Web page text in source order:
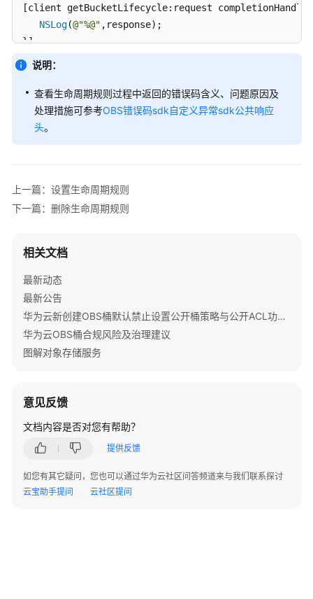
限
配
置
最
实
践
API
参
考
SDK
概
述
Java
[client getBucketLifecycle:request
NSLog(@"%@" ,response);
}];
说明：
查看生命周期规则过程中返回的错误码含义、问题原因及
处理措施可参考OBS错误码sdk自定义异常sdk公共响应
头。
上一篇：设置生命周期规则
下一篇：删除生命周期规则
相关文档
最新动态
最新公告
华为云新创建OBS桶默认禁止设置公开桶策略与公开ACL功能通知
华为云OBS桶合规风险及治理建议
图解对象存储服务
意见反馈
文档内容是否对您有帮助？
提供反馈
如您有其它疑问，您也可以通过华为云社区问答频道来与我们联系探讨
云宝助手提问
云社区提问